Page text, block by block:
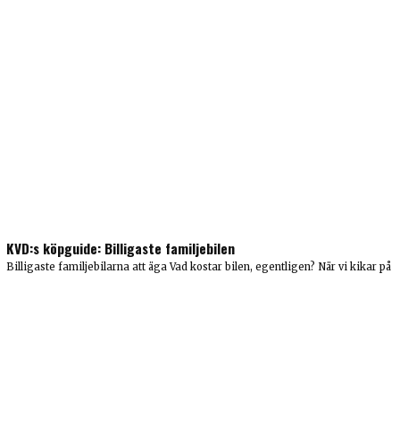
KVD:s köpguide: Billigaste familjebilen
Billigaste familjebilarna att äga Vad kostar bilen, egentligen? När vi kikar på